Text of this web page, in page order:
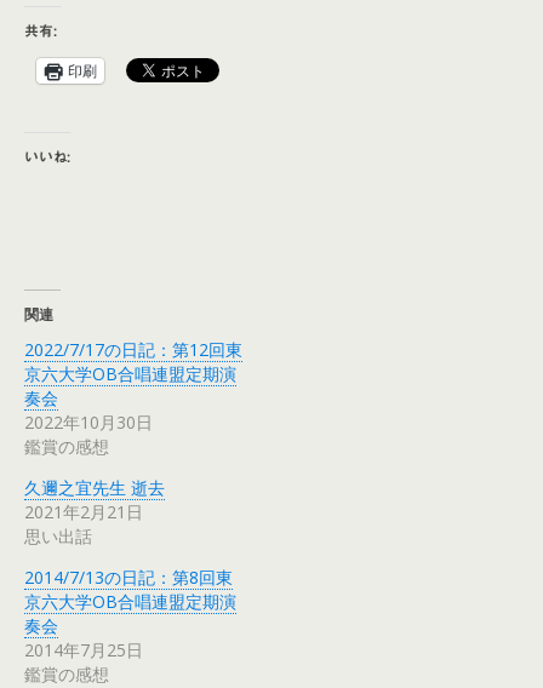
共有:
印刷
いいね:
関連
2022/7/17の日記：第12回東
京六大学OB合唱連盟定期演
奏会
2022年10月30日
鑑賞の感想
久邇之宜先生 逝去
2021年2月21日
思い出話
2014/7/13の日記：第8回東
京六大学OB合唱連盟定期演
奏会
2014年7月25日
鑑賞の感想